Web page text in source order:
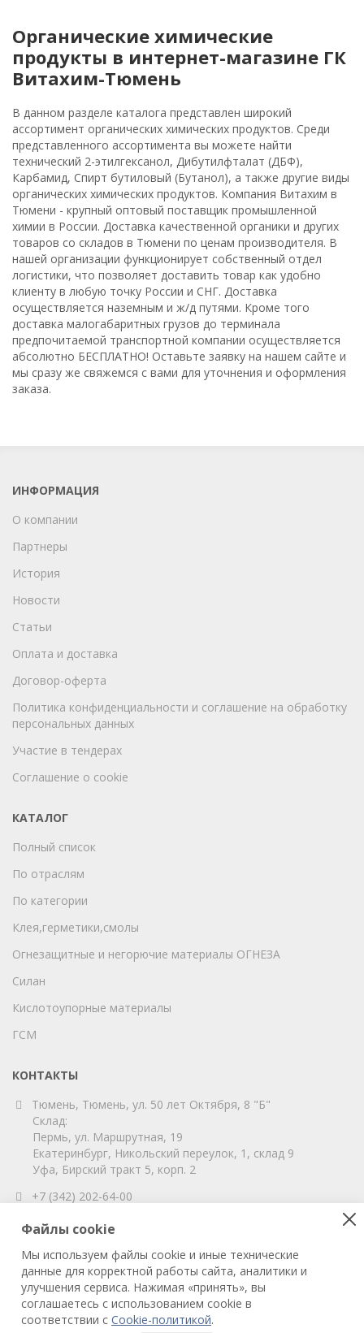
Органические химические
продукты в интернет-магазине ГК
Витахим-Тюмень
В данном разделе каталога представлен широкий
ассортимент органических химических продуктов. Среди
представленного ассортимента вы можете найти
технический 2-этилгексанол, Дибутилфталат (ДБФ),
Карбамид, Спирт бутиловый (Бутанол), а также другие виды
органических химических продуктов. Компания Витахим в
Тюмени - крупный оптовый поставщик промышленной
химии в России. Доставка качественной органики и других
товаров со складов в Тюмени по ценам производителя. В
нашей организации функционирует собственный отдел
логистики, что позволяет доставить товар как удобно
клиенту в любую точку России и СНГ. Доставка
осуществляется наземным и ж/д путями. Кроме того
доставка малогабаритных грузов до терминала
предпочитаемой транспортной компании осуществляется
абсолютно БЕСПЛАТНО! Оставьте заявку на нашем сайте и
мы сразу же свяжемся с вами для уточнения и оформления
заказа.
ИНФОРМАЦИЯ
О компании
Партнеры
История
Новости
Статьи
Оплата и доставка
Договор-оферта
Политика конфиденциальности и соглашение на обработку
персональных данных
Участие в тендерах
Соглашение о cookie
КАТАЛОГ
Полный список
По отраслям
По категории
Клея,герметики,смолы
Огнезащитные и негорючие материалы ОГНЕЗА
Силан
Кислотоупорные материалы
ГСМ
КОНТАКТЫ
Тюмень, Тюмень, ул. 50 лет Октября, 8 "Б"
Склад:
Пермь, ул. Маршрутная, 19
Екатеринбург, Никольский переулок, 1, склад 9
Уфа, Бирский тракт 5, корп. 2
+7 (342) 202-64-00
info@vitahim-perm.ru
ООО «ВитаХим Пермь»
ОГРН: 1115905003059
ИНН/КПП: 5905285619/590501001
Файлы cookie
Мы используем файлы cookie и иные технические
данные для корректной работы сайта, аналитики и
улучшения сервиса. Нажимая «принять», вы
соглашаетесь с использованием cookie в
соответствии с Cookie-политикой.